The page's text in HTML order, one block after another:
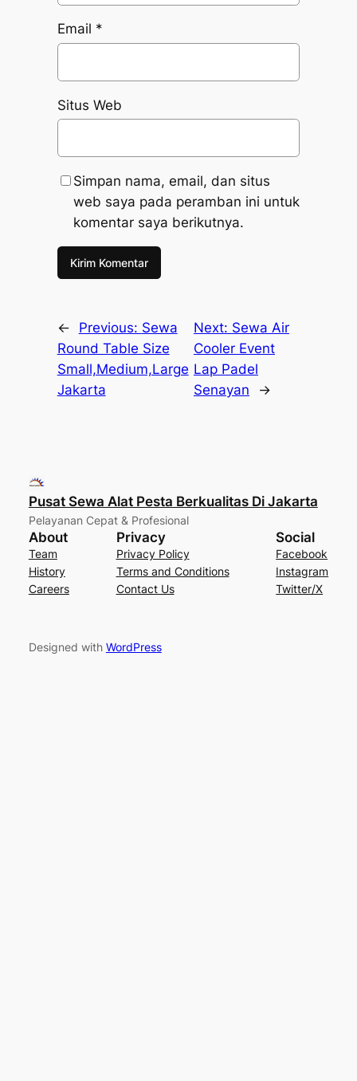
Email *
Situs Web
Simpan nama, email, dan situs
web saya pada peramban ini untuk
komentar saya berikutnya.
← Previous: Sewa
Round Table Size
Small,Medium,Large
Jakarta
Next: Sewa Air
Cooler Event
Lap Padel
Senayan
→
Pusat Sewa Alat Pesta Berkualitas Di Jakarta
Pelayanan Cepat & Profesional
About
Team
History
Careers
Privacy
Privacy Policy
Terms and Conditions
Contact Us
Social
Facebook
Instagram
Twitter/X
Designed with WordPress